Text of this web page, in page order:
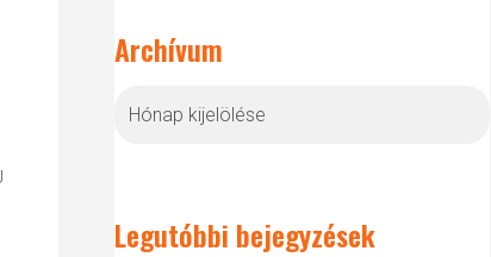
Archívum
Legutóbbi bejegyzések